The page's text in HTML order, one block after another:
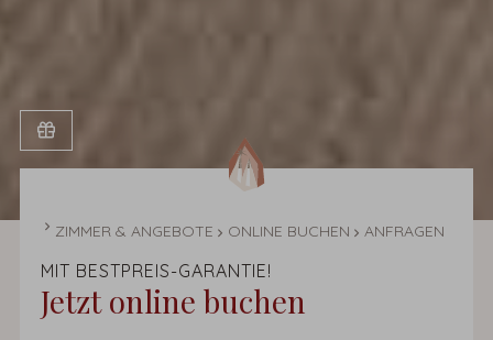
STARTSEITE
ZIMMER & ANGEBOTE ONLINE BUCHEN ANFRAGEN
MIT BESTPREIS-GARANTIE!
Jetzt online buchen